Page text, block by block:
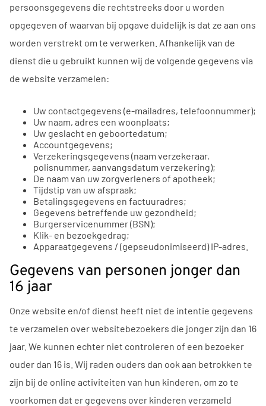
persoonsgegevens die rechtstreeks door u worden
opgegeven of waarvan bij opgave duidelijk is dat ze aan ons
worden verstrekt om te verwerken. Afhankelijk van de
dienst die u gebruikt kunnen wij de volgende gegevens via
de website verzamelen:
Uw contactgegevens (e-mailadres, telefoonnummer);
Uw naam, adres een woonplaats;
Uw geslacht en geboortedatum;
Accountgegevens;
Verzekeringsgegevens (naam verzekeraar,
polisnummer, aanvangsdatum verzekering);
De naam van uw zorgverleners of apotheek;
Tijdstip van uw afspraak;
Betalingsgegevens en factuuradres;
Gegevens betreffende uw gezondheid;
Burgerservicenummer (BSN);
Klik- en bezoekgedrag;
Apparaatgegevens / (gepseudonimiseerd) IP-adres.
Gegevens van personen jonger dan
16 jaar
Onze website en/of dienst heeft niet de intentie gegevens
te verzamelen over websitebezoekers die jonger zijn dan 16
jaar. We kunnen echter niet controleren of een bezoeker
ouder dan 16 is. Wij raden ouders dan ook aan betrokken te
zijn bij de online activiteiten van hun kinderen, om zo te
voorkomen dat er gegevens over kinderen verzameld